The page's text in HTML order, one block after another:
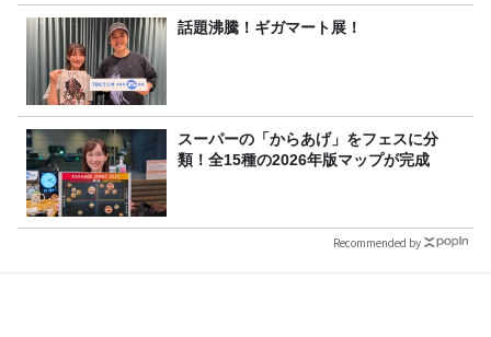
話題沸騰！ギガマート展！
スーパーの「からあげ」をフェスに分
類！全15種の2026年版マップが完成
Recommended by